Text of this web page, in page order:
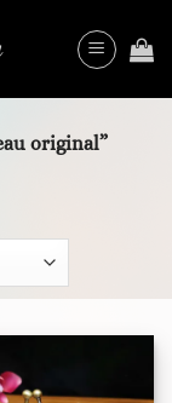
original”